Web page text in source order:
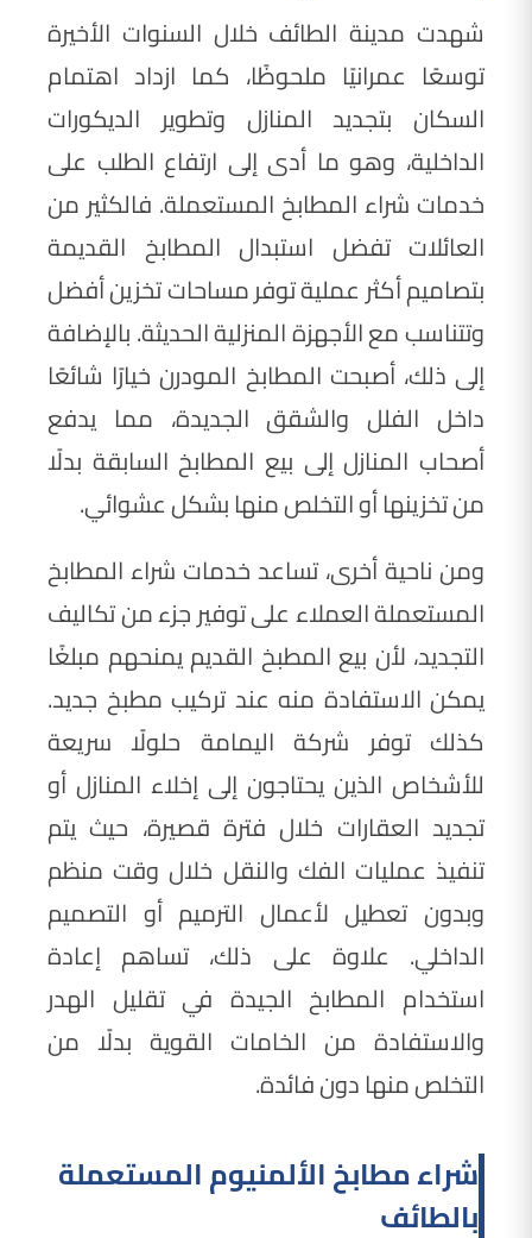
شهدت مدينة الطائف خلال السنوات الأخيرة
توسعًا عمرانيًا ملحوظًا، كما ازداد اهتمام
السكان بتجديد المنازل وتطوير الديكورات
الداخلية، وهو ما أدى إلى ارتفاع الطلب على
خدمات شراء المطابخ المستعملة. فالكثير من
العائلات تفضل استبدال المطابخ القديمة
بتصاميم أكثر عملية توفر مساحات تخزين أفضل
وتتناسب مع الأجهزة المنزلية الحديثة. بالإضافة
إلى ذلك، أصبحت المطابخ المودرن خيارًا شائعًا
داخل الفلل والشقق الجديدة، مما يدفع
أصحاب المنازل إلى بيع المطابخ السابقة بدلًا
من تخزينها أو التخلص منها بشكل عشوائي.
ومن ناحية أخرى، تساعد خدمات شراء المطابخ
المستعملة العملاء على توفير جزء من تكاليف
التجديد، لأن بيع المطبخ القديم يمنحهم مبلغًا
يمكن الاستفادة منه عند تركيب مطبخ جديد.
كذلك توفر شركة اليمامة حلولًا سريعة
للأشخاص الذين يحتاجون إلى إخلاء المنازل أو
تجديد العقارات خلال فترة قصيرة، حيث يتم
تنفيذ عمليات الفك والنقل خلال وقت منظم
وبدون تعطيل لأعمال الترميم أو التصميم
الداخلي. علاوة على ذلك، تساهم إعادة
استخدام المطابخ الجيدة في تقليل الهدر
والاستفادة من الخامات القوية بدلًا من
التخلص منها دون فائدة.
شراء مطابخ الألمنيوم المستعملة
بالطائف